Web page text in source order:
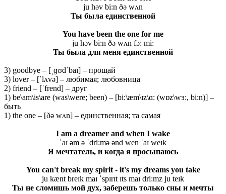
ju həv bi:n ðə wʌn
Ты была единственной
You have been the one for me
ju həv bi:n ðə wʌn fɔ: mi:
Ты была для меня единственной
3) goodbye – [ˌɡʊdˈbaɪ] – прощай
3) lover – [ˈlʌvə] – любимая; любовница
2) friend – [ˈfrend] – друг
1) be\am\is\are (was\were; been) – [bi:\æm\ɪz\ɑ: (wɒz\wɜ:, bi:n)] –
быть
1) the one – [ðə wʌn] – единственная; та самая
I am a dreamer and when I wake
ˈaɪ əm ə ˈdri:mə ənd wen ˈaɪ weɪk
Я мечтатель, и когда я просыпаюсь
You can't break my spirit - it's my dreams you take
ju kænt breɪk maɪ ˈspɪrɪt ɪts maɪ dri:mz ju teɪk
Ты не сломишь мой дух, заберешь только сны и мечты